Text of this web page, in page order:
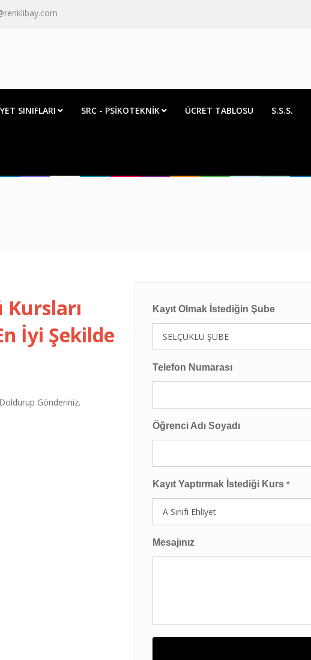
SINIFLARI SRC - PSİKOTEKNİK ÜCRET TABLOSU S.S.S.
İyi Şekilde
Gönderiniz.
Kayıt Olmak İstediğin Şube
Telefon Numarası
Öğrenci Adı Soyadı
Kayıt Yaptırmak İstediği Kurs *
Mesajınız